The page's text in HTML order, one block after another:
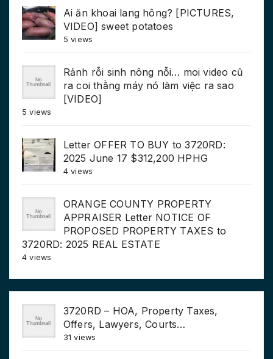
Ai ăn khoai lang hông? [PICTURES,
VIDEO] sweet potatoes
5 views
Rảnh rỗi sinh nông nỗi… moi video cũ
ra coi thằng máy nó làm việc ra sao
[VIDEO]
5 views
Letter OFFER TO BUY to 3720RD:
2025 June 17 $312,200 HPHG
4 views
ORANGE COUNTY PROPERTY
APPRAISER Letter NOTICE OF
PROPOSED PROPERTY TAXES to
3720RD: 2025 REAL ESTATE
4 views
3720RD – HOA, Property Taxes,
Offers, Lawyers, Courts…
31 views